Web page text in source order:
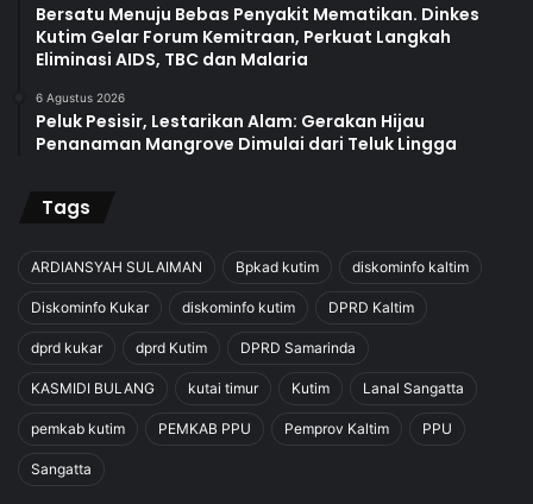
Bersatu Menuju Bebas Penyakit Mematikan. Dinkes
Kutim Gelar Forum Kemitraan, Perkuat Langkah
Eliminasi AIDS, TBC dan Malaria
6 Agustus 2026
Peluk Pesisir, Lestarikan Alam: Gerakan Hijau
Penanaman Mangrove Dimulai dari Teluk Lingga
Tags
ARDIANSYAH SULAIMAN Bpkad kutim diskominfo kaltim
Diskominfo Kukar diskominfo kutim DPRD Kaltim
dprd kukar dprd Kutim DPRD Samarinda
KASMIDI BULANG kutai timur Kutim Lanal Sangatta
pemkab kutim PEMKAB PPU Pemprov Kaltim PPU
Sangatta